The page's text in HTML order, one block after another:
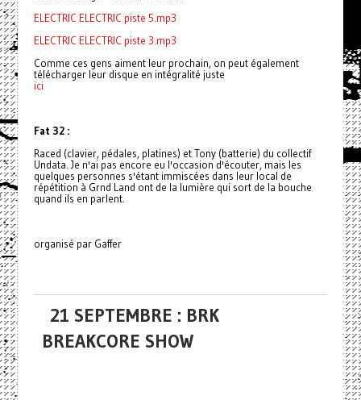
ELECTRIC ELECTRIC piste 5.mp3
ELECTRIC ELECTRIC piste 3.mp3
Comme ces gens aiment leur prochain, on peut également
télécharger leur disque en intégralité juste
ici
Fat 32 :
Raced (clavier, pédales, platines) et Tony (batterie) du collectif
Undata. Je n'ai pas encore eu l'occasion d'écouter, mais les
quelques personnes s'étant immiscées dans leur local de
répétition à Grnd Land ont de la lumière qui sort de la bouche
quand ils en parlent.
organisé par Gaffer
21 SEPTEMBRE : BRK
BREAKCORE SHOW